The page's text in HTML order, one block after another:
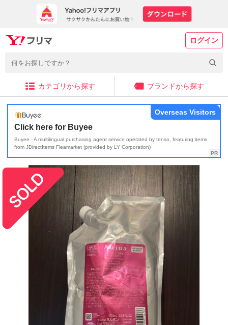
ログイン
カテゴリから探す ブランドから探す
Click here for Buyee
Buyee - A multilingual purchasing agent service operated by tenso, featuring items
from JDirectItems Fleamarket (provided by LY Corporation)
Overseas Visitors